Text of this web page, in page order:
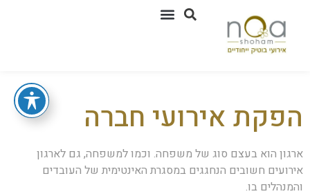
הפקת אירועי חברה
ארגון הוא בעצם סוג של משפחה. וכמו למשפחה, גם לארגון
אירועים חשובים הנחגגים במסגרת האינטימית של העובדים
והמנהלים בו.